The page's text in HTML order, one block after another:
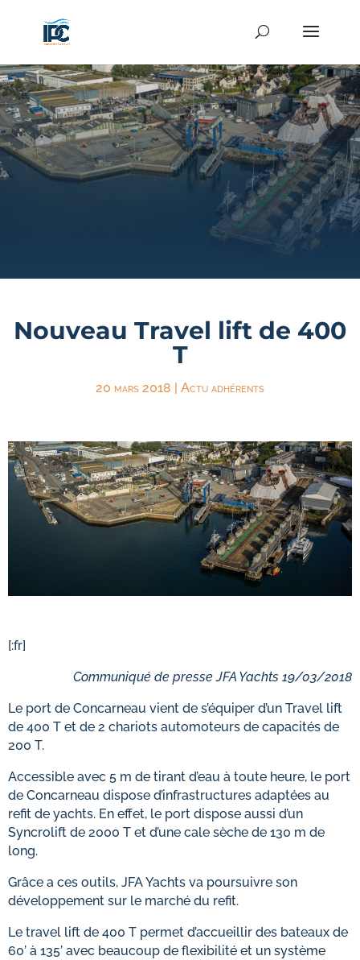
Nouveau Travel lift de 400
T
20 mars 2018 | Actu adhérents
[:fr]
Communiqué de presse JFA Yachts 19/03/2018
Le port de Concarneau vient de s’équiper d’un Travel lift
de 400 T et de 2 chariots automoteurs de capacités de
200 T.
Accessible avec 5 m de tirant d’eau à toute heure, le port
de Concarneau dispose d’infrastructures adaptées au
refit de yachts. En effet, le port dispose aussi d’un
Syncrolift de 2000 T et d’une cale sèche de 130 m de
long.
Grâce a ces outils, JFA Yachts va poursuivre son
développement sur le marché du refit.
Le travel lift de 400 T permet d’accueillir des bateaux de
60’ à 135’ avec beaucoup de flexibilité et un système